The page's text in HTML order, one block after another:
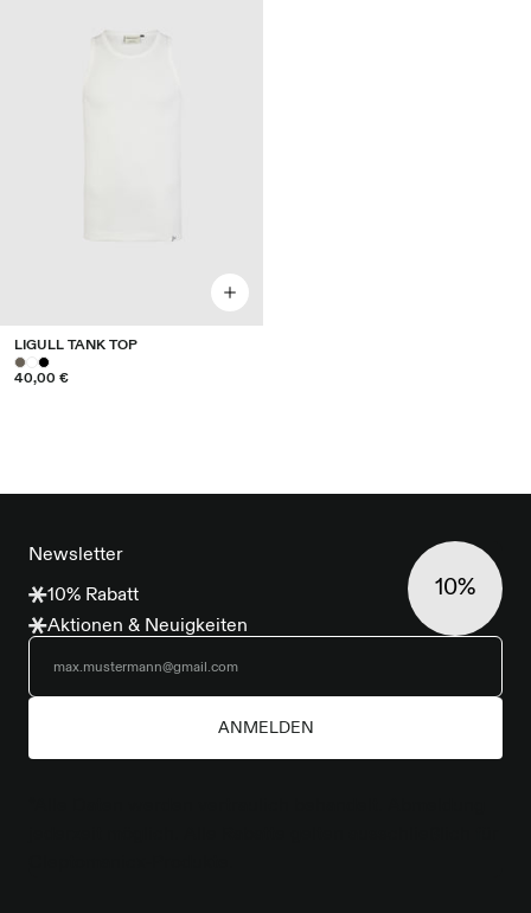
LIGULL TANK TOP
40,00 €
Newsletter
10% Rabatt
Aktionen & Neuigkeiten
ANMELDEN
10%